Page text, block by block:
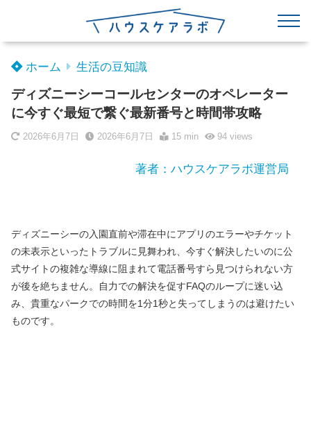
ホーム 生活の豆知識
ディズニーシーコールセンターのオペレーター
に今すぐ最短で繋ぐ最新番号と時間帯攻略
2026年6月7日 2026年6月7日 15 min 94views
著者：ハウスケアラボ運営局
ディズニーシーの入園直前や滞在中にアプリのエラーやチケット
の未表示といったトラブルに見舞われ、今すぐ解決したいのに公
式サイトの複雑な導線に阻まれて電話番号すら見つけられない方
が後を絶ちません。自力での解決を促すFAQのループに迷い込
み、貴重なパークでの時間を1分1秒と失ってしまうのは避けたい
ものです。